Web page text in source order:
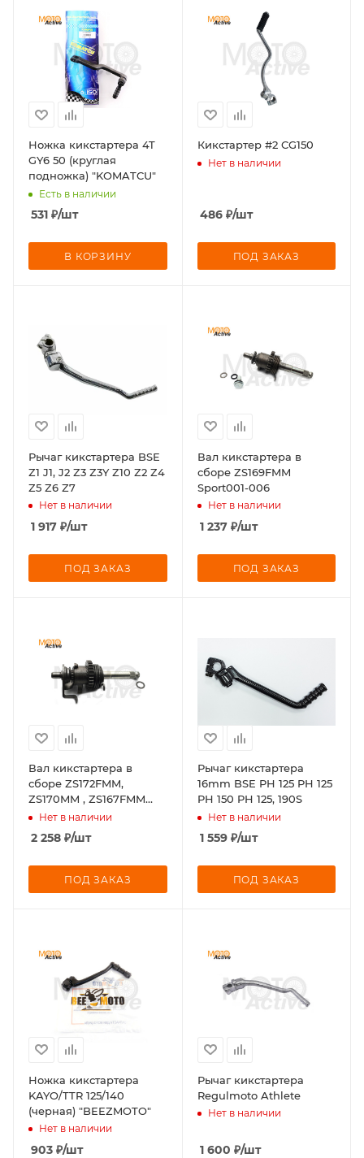
Ножка кикстартера 4T
GY6 50 (круглая
подножка) "KOMATCU"
Есть в наличии
531 ₽/шт
В КОРЗИНУ
Кикстартер #2 CG150
Нет в наличии
486₽/шт
ПОД ЗАКАЗ
Рычаг кикстартера BSE
Z1 J1, J2 Z3 Z3Y Z10 Z2 Z4
Z5 Z6 Z7
Нет в наличии
1 917 ₽/шт
ПОД ЗАКАЗ
Вал кикстартера в
сборе ZS169FMM
Sport001-006
Нет в наличии
1 237₽/шт
ПОД ЗАКАЗ
Вал кикстартера в
сборе ZS172FMM,
ZS170MM , ZS167FMM
Sport 003, CB250R
Нет в наличии
2 258 ₽/шт
ПОД ЗАКАЗ
Рычаг кикстартера
16mm BSE PH 125 PH 125
PH 150 PH 125, 190S
Нет в наличии
1 559₽/шт
ПОД ЗАКАЗ
Ножка кикстартера
KAYO/TTR 125/140
(черная) "BEEZMOTO"
Нет в наличии
903 ₽/шт
Рычаг кикстартера
Regulmoto Athlete
Нет в наличии
1 600 ₽/шт